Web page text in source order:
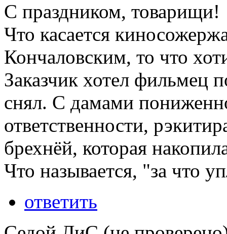
С праздником, товарищи!
Что касается
Кончаловским, то что
Заказчик хотел фильмец
снял. С дамами
ответственности,
брехнёй, которая
Что называется, "за что
ответить